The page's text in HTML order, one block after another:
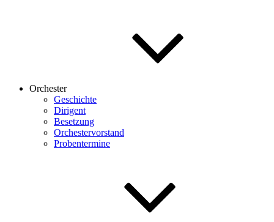
Orchester
Geschichte
Dirigent
Besetzung
Orchestervorstand
Probentermine